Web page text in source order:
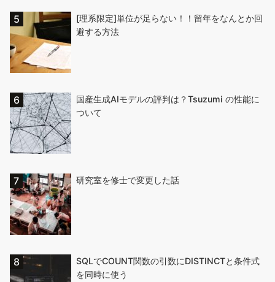
[理系限定]単位が足らない！！留年をなんとか回
避する方法
国産生成AIモデルの評判は？Tsuzumi の性能に
ついて
研究室を修士で変更した話
SQLでCOUNT関数の引数にDISTINCTと条件式
を同時に使う